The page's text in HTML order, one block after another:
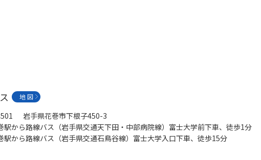
地 図
岩手県花巻市下根子450-3
駅から路線バス（岩手県交通天下田・中部病院線）富士大学前下車、徒歩1分
駅から路線バス（岩手県交通石鳥谷線）富士大学入口下車、徒歩15分